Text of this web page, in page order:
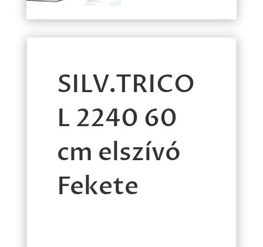
SILV.TRICO
L 2240 60
cm elszívó
Fekete